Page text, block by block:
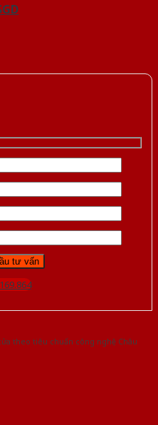
theo tiêu chuẩn công nghệ Châu
hàng đầu tại Việt Nam!